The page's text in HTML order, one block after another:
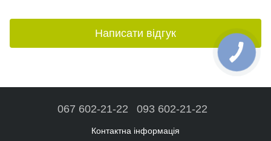
Написати відгук
067 602-21-22 093 602-21-22
Контактна інформація